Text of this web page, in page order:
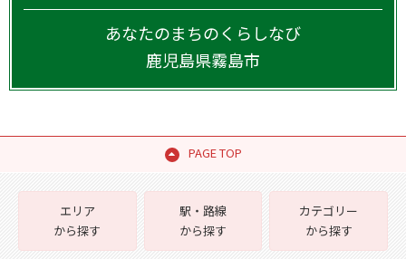
あなたのまちのくらしなび
鹿児島県霧島市
PAGE TOP
エリア
から探す
駅・路線
から探す
カテゴリー
から探す